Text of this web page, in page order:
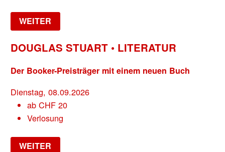
WEITER
DOUGLAS STUART • LITERATUR
Der Booker-Preisträger mit einem neuen Buch
Dienstag, 08.09.2026
ab CHF20
Verlosung
WEITER